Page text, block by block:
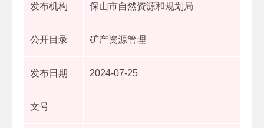
发布机构 保山市自然资源和规划局
公开目录 矿产资源管理
发布日期 2024-07-25
文号